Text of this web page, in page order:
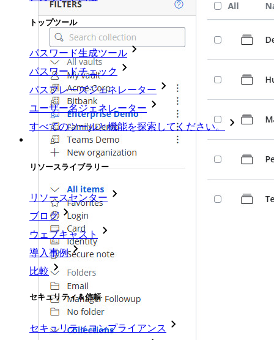
トップツール
パスワード生成ツール
パスワードチェック
パスフレーズジェネレーター
ユーザー名ジェネレーター
すべてのツールと機能を探索してください。
リソース
リソースライブラリー
リソースセンター
ブログ
ウェブキャスト
導入事例
比較
セキュリティ＆信頼
セキュリティコンプライアンス